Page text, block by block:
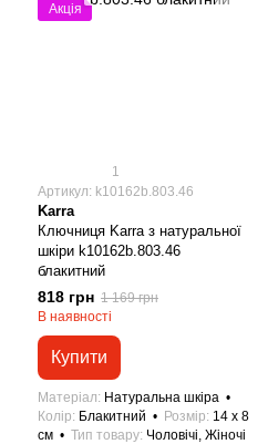
Акція
1
Артикул: k10162b.803.46
Karra
Ключниця Karra з натуральної
шкіри k10162b.803.46
блакитний
818 грн 1 169 грн
В наявності
Купити
Матеріал
Натуральна шкіра
Колір
Блакитний Розмір 14 x 8
см
Тип товару Чоловічі, Жіночі